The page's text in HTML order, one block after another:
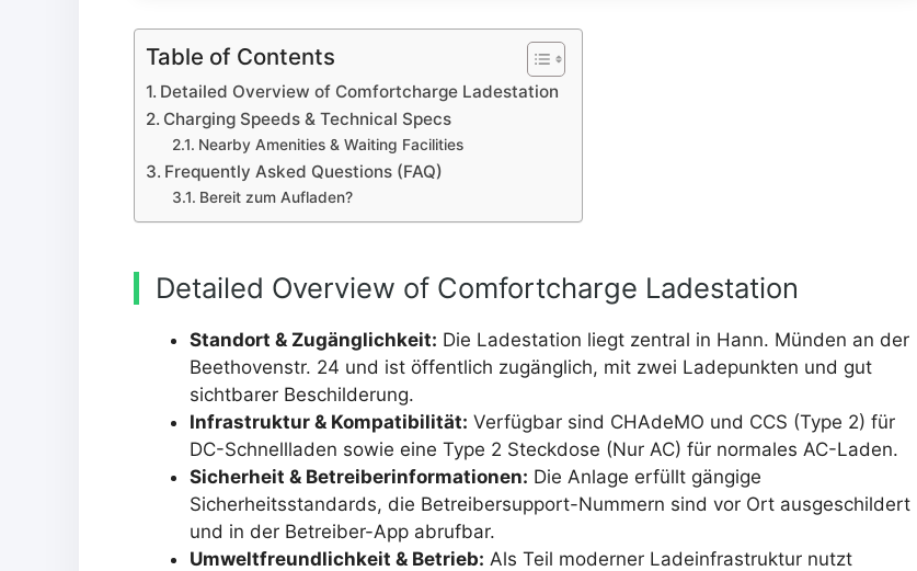
Table of Contents
Detailed Overview of Comfortcharge Ladestation
Charging Speeds & Technical Specs
Nearby Amenities & Waiting Facilities
Frequently Asked Questions (FAQ)
Bereit zum Aufladen?
Detailed Overview of Comfortcharge Ladestation
Standort & Zugänglichkeit: Die Ladestation liegt zentral in Hann. Münden an der
Beethovenstr. 24 und ist öffentlich zugänglich, mit zwei Ladepunkten und gut
sichtbarer Beschilderung.
Infrastruktur & Kompatibilität: Verfügbar sind CHAdeMO und CCS (Type 2) für
DC-Schnellladen sowie eine Type 2 Steckdose (Nur AC) für normales AC-Laden.
Sicherheit & Betreiberinformationen: Die Anlage erfüllt gängige
Sicherheitsstandards, die Betreibersupport-Nummern sind vor Ort ausgeschildert
und in der Betreiber-App abrufbar.
Umweltfreundlichkeit & Betrieb: Als Teil moderner Ladeinfrastruktur nutzt